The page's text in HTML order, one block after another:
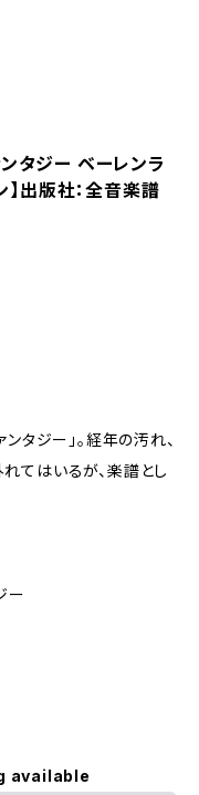
タジー ベーレンラ
出版社：全音楽譜
タジー」。経年の汚れ、
てはいるが、楽譜とし
ー
available